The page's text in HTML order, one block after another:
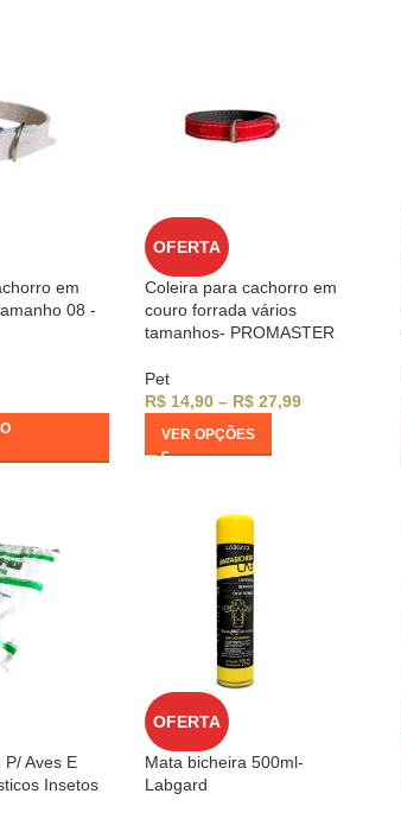
em
08 -
OFERTA
Coleira para cachorro em
couro forrada vários
tamanhos- PROMASTER
Pet
R$14,90 – R$27,99
VER OPÇÕES
P/ Aves E
Insetos
OFERTA
Mata bicheira 500ml-
Labgard